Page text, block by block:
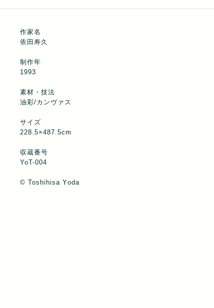
作家名
依田寿久
制作年
1993
素材・技法
油彩/カンヴァス
サイズ
228.5×487.5cm
収蔵番号
YoT-004
©︎ Toshihisa Yoda